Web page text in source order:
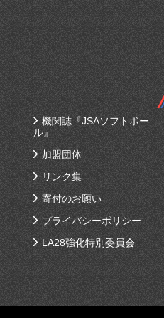
機関誌『JSAソフトボー
ル』
加盟団体
リンク集
寄付のお願い
プライバシーポリシー
LA28強化特別委員会